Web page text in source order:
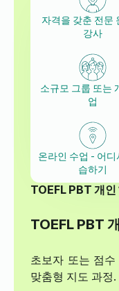
자격을 갖춘 전문
강사
소규모 그룹 또는
업
온라인 수업 - 어디
습하기
TOEFL PBT 개인
TOEFL PBT
초보자 또는 점
맞춤형 지도 과정.